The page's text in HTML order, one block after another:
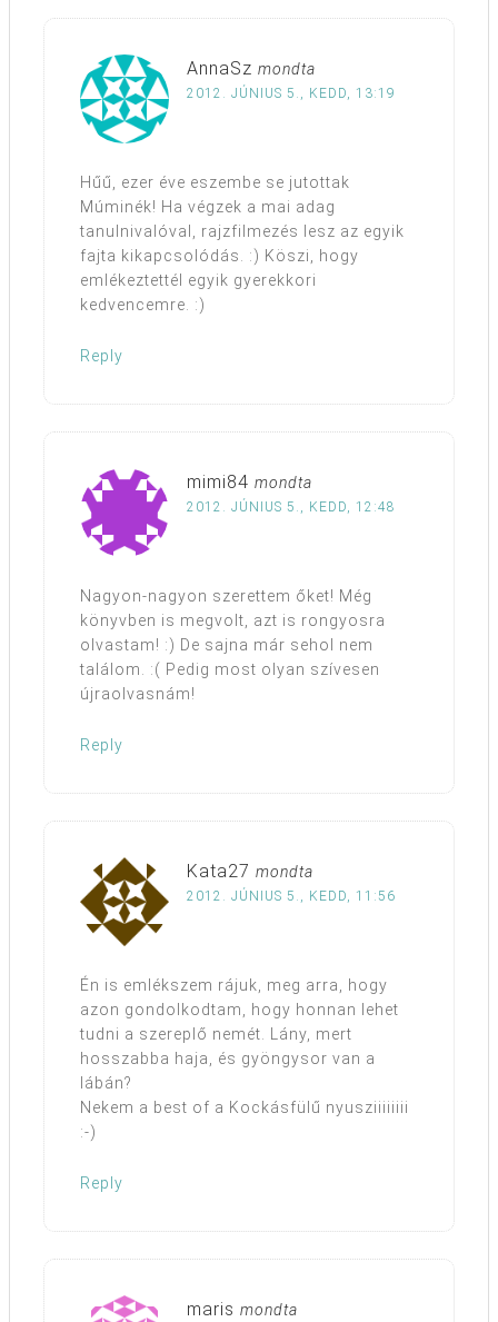
AnnaSz mondta
2012. JÚNIUS 5., KEDD, 13:19
Hűű, ezer éve eszembe se jutottak
Múminék! Ha végzek a mai adag
tanulnivalóval, rajzfilmezés lesz az egyik
fajta kikapcsolódás. :) Köszi, hogy
emlékeztettél egyik gyerekkori
kedvencemre. :)
Reply
mimi84 mondta
2012. JÚNIUS 5., KEDD, 12:48
Nagyon-nagyon szerettem őket! Még
könyvben is megvolt, azt is rongyosra
olvastam! :) De sajna már sehol nem
találom. :( Pedig most olyan szívesen
újraolvasnám!
Reply
Kata27 mondta
2012. JÚNIUS 5., KEDD, 11:56
Én is emlékszem rájuk, meg arra, hogy
azon gondolkodtam, hogy honnan lehet
tudni a szereplő nemét. Lány, mert
hosszabba haja, és gyöngysor van a
lábán?
Nekem a best of a Kockásfülű nyusziiiiiiii
:-)
Reply
maris mondta